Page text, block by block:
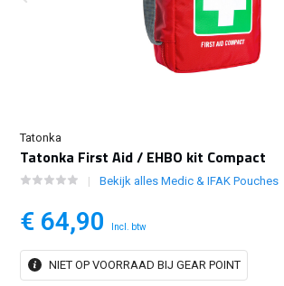
Tatonka
Tatonka First Aid / EHBO kit Compact
Bekijk alles Medic & IFAK Pouches
€ 64,90 Incl. btw
NIET OP VOORRAAD BIJ GEAR POINT